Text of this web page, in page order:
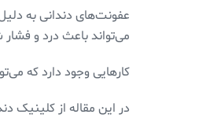
عفونت‌های دندانی به
می‌تواند باعث درد و
کارهایی وجود دارد که
در این مقاله از کلینیک